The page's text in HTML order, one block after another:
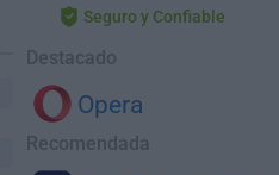
Seguro y Confiable
Destacado
Opera
Recomendada